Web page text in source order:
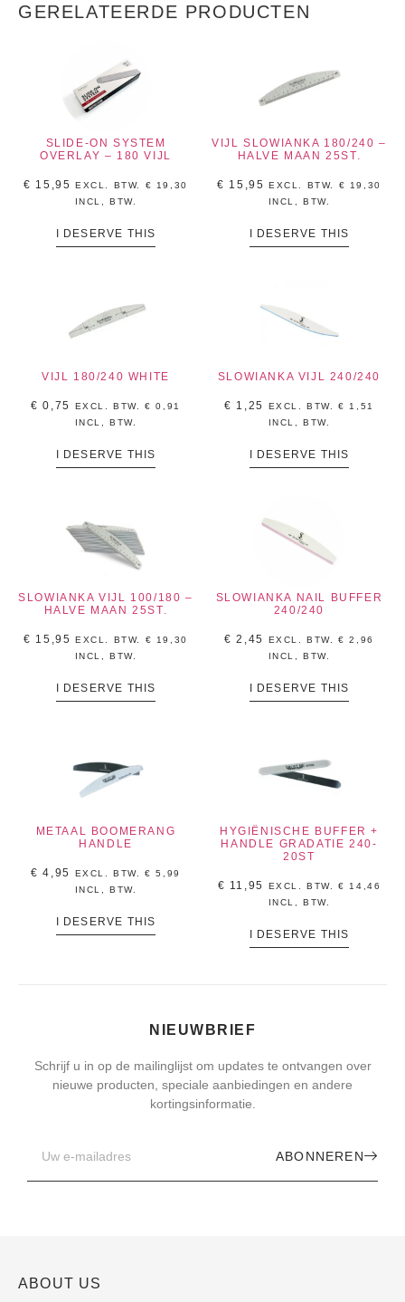
GERELATEERDE PRODUCTEN
SLIDE-ON SYSTEM
OVERLAY – 180 VIJL
€ 15,95 EXCL. BTW. €
19,30
INCL, BTW.
I DESERVE THIS
VIJL SLOWIANKA 180/240 –
HALVE MAAN 25ST.
€ 15,95 EXCL. BTW. €
19,30
INCL, BTW.
I DESERVE THIS
VIJL 180/240 WHITE
€ 0,75 EXCL. BTW.€ 0,91
INCL, BTW.
I DESERVE THIS
SLOWIANKA VIJL 240/240
€ 1,25 EXCL. BTW.€
1,51
INCL, BTW.
I DESERVE THIS
SLOWIANKA VIJL 100/180 –
HALVE MAAN 25ST.
€ 15,95 EXCL. BTW. €
19,30
INCL, BTW.
I DESERVE THIS
SLOWIANKA NAIL BUFFER
240/240
€ 2,45 EXCL. BTW.€ 2,96
INCL, BTW.
I DESERVE THIS
METAAL BOOMERANG
HANDLE
€ 4,95 EXCL. BTW.€ 5,99
INCL, BTW.
I DESERVE THIS
HYGIËNISCHE BUFFER +
HANDLE GRADATIE 240-
20ST
€ 11,95 EXCL. BTW.€
14,46
INCL, BTW.
I DESERVE THIS
NIEUWBRIEF
Schrijf u in op de mailinglijst om updates te ontvangen over
nieuwe producten, speciale aanbiedingen en andere
kortingsinformatie.
ABONNEREN
ABOUT US